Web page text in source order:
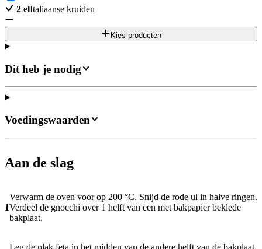
2 elItaliaanse kruiden
Kies producten
Dit heb je nodig
Aan de slag
1
Verwarm de oven voor op 200 °C. Snijd de rode ui in halve ringen.
Verdeel de gnocchi over 1 helft van een met bakpapier beklede
bakplaat.
Leg de plak feta in het midden van de andere helft van de bakplaat.
Voedingswaarden